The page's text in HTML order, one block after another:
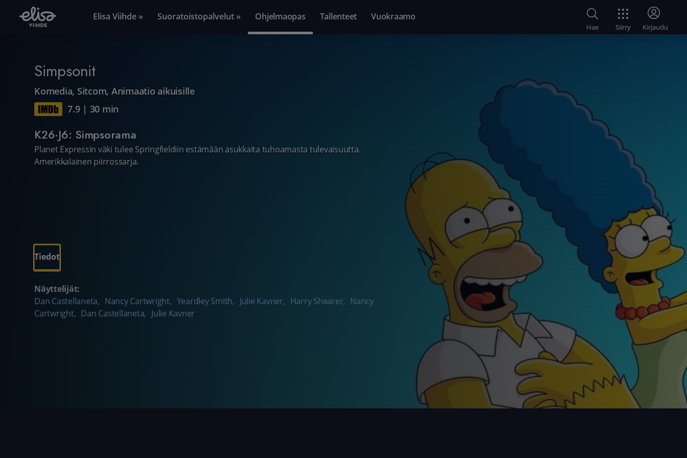
Elisa Viihde » Suoratoistopalvelut » Ohjelmaopas Tallenteet Vuokraamo
Hae Siirry Kirjaudu
Simpsonit
Komedia, Sitcom, Animaatio aikuisille
7.9| 30 min
K26·J6: Simpsorama
Planet Expressin väki tulee Springfieldiin estämään asukkaita tuhoamasta tulevaisuutta.
Amerikkalainen piirrossarja.
Tiedot
Näyttelijät:
Dan Castellaneta, Nancy Cartwright, Yeardley Smith, Julie Kavner, Harry Shearer, Nancy
Cartwright, Dan Castellaneta, Julie Kavner